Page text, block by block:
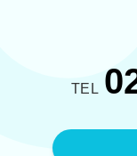
TEL